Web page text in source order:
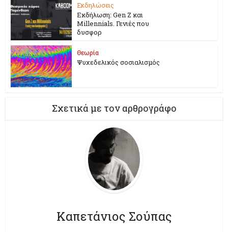
Εκδηλώσεις
Εκδήλωση: Gen Z και
Millennials. Γενιές που
δυσφορ
Θεωρία
Ψυχεδελικός σοσιαλισμός
Σχετικά με τον αρθρογράφο
Καπετάνιος Σούπας